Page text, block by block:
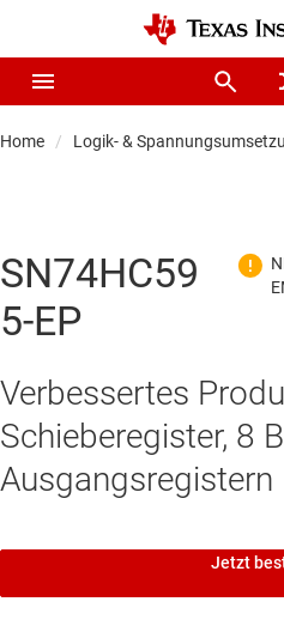
Home Logik- &
SN74HC59
5-EP
Verbessertes
Schieberegister, 8
Ausgangsregistern
Jetzt